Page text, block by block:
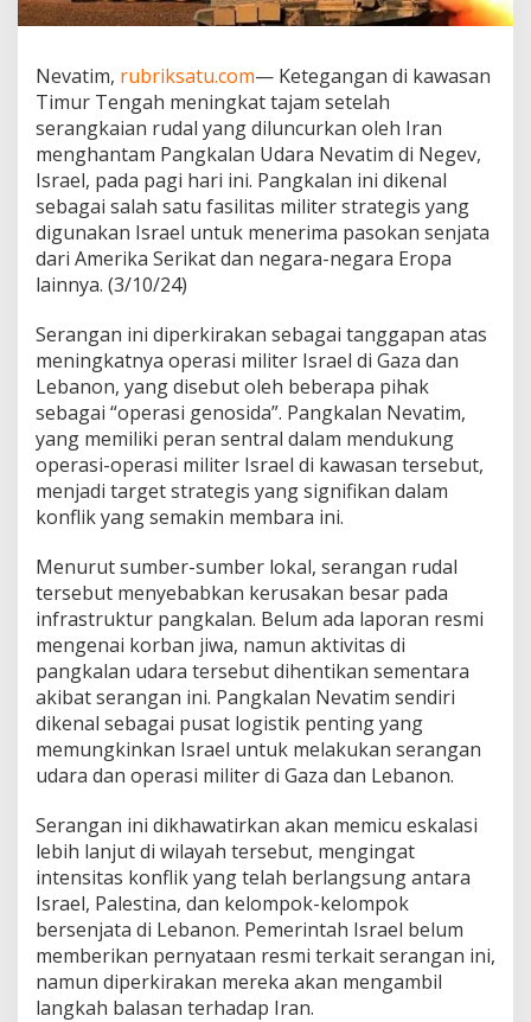
a
u
d
a
l
r
a
n
H
a
a
m
P
a
n
g
k
a
l
a
U
d
a
r
a
N
e
v
t
i
d
i
N
e
g
e
v
Nevatim, rubriksatu.com— Ketegangan di kawasan
Timur Tengah meningkat tajam setelah
serangkaian rudal yang diluncurkan oleh Iran
menghantam Pangkalan Udara Nevatim di Negev,
Israel, pada pagi hari ini. Pangkalan ini dikenal
sebagai salah satu fasilitas militer strategis yang
digunakan Israel untuk menerima pasokan senjata
dari Amerika Serikat dan negara-negara Eropa
lainnya. (3/10/24)
Serangan ini diperkirakan sebagai tanggapan atas
meningkatnya operasi militer Israel di Gaza dan
Lebanon, yang disebut oleh beberapa pihak
sebagai “operasi genosida”. Pangkalan Nevatim,
yang memiliki peran sentral dalam mendukung
operasi-operasi militer Israel di kawasan tersebut,
menjadi target strategis yang signifikan dalam
konflik yang semakin membara ini.
Menurut sumber-sumber lokal, serangan rudal
tersebut menyebabkan kerusakan besar pada
infrastruktur pangkalan. Belum ada laporan resmi
mengenai korban jiwa, namun aktivitas di
pangkalan udara tersebut dihentikan sementara
akibat serangan ini. Pangkalan Nevatim sendiri
dikenal sebagai pusat logistik penting yang
memungkinkan Israel untuk melakukan serangan
udara dan operasi militer di Gaza dan Lebanon.
Serangan ini dikhawatirkan akan memicu eskalasi
lebih lanjut di wilayah tersebut, mengingat
intensitas konflik yang telah berlangsung antara
Israel, Palestina, dan kelompok-kelompok
bersenjata di Lebanon. Pemerintah Israel belum
memberikan pernyataan resmi terkait serangan ini,
namun diperkirakan mereka akan mengambil
langkah balasan terhadap Iran.